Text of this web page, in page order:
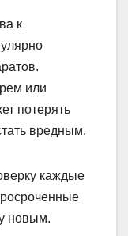
к
или
потерять
вредным.
каждые
новым.